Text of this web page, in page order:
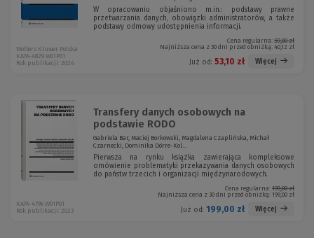
W opracowaniu objaśniono m.in.: podstawy prawne
przetwarzania danych, obowiązki administratorów, a także
podstawy odmowy udostępnienia informacji.
Cena regularna: 59,00 zł
Najniższa cena z 30 dni przed obniżką: 40,12 zł
Już od: 53,10 zł Więcej
Wolters Kluwer Polska
KAM-4829 W01P01
Rok publikacji: 2024
Transfery danych osobowych na
podstawie RODO
Gabriela Bar, Maciej Borkowski, Magdalena Czaplińska, Michał
Czarnecki, Dominika Dörre-Kol...
Pierwsza na rynku książka zawierająca kompleksowe
omówienie problematyki przekazywania danych osobowych
do państw trzecich i organizacji międzynarodowych.
Cena regularna: 199,00 zł
Najniższa cena z 30 dni przed obniżką: 199,00 zł
Już od: 199,00 zł Więcej
KAM-4796 W01P01
Rok publikacji: 2023